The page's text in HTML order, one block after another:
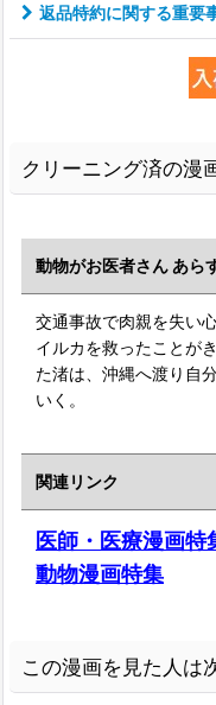
返品特約に関する重要
クリーニング済の漫
動物がお医者さん あら
交通事故で肉親を失い
イルカを救ったことが
た渚は、沖縄へ渡り自
いく。
関連リンク
医師・医療漫画特
動物漫画特集
この漫画を見た人は